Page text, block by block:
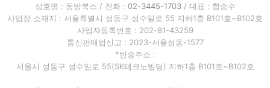
상호명 : 동방북스 / 전화 : 02-3445-1703/ 대표 : 함승수
사업장 소재지 : 서울특별시 성동구 성수일로 55 지하1층 B101호~B102호
사업자등록번호 : 202-81-43259
통신판매업신고 : 2023-서울성동-1577
*반송주소 :
서울시 성동구 성수일로 55(SK테크노빌딩) 지하1층 B101호~B102호